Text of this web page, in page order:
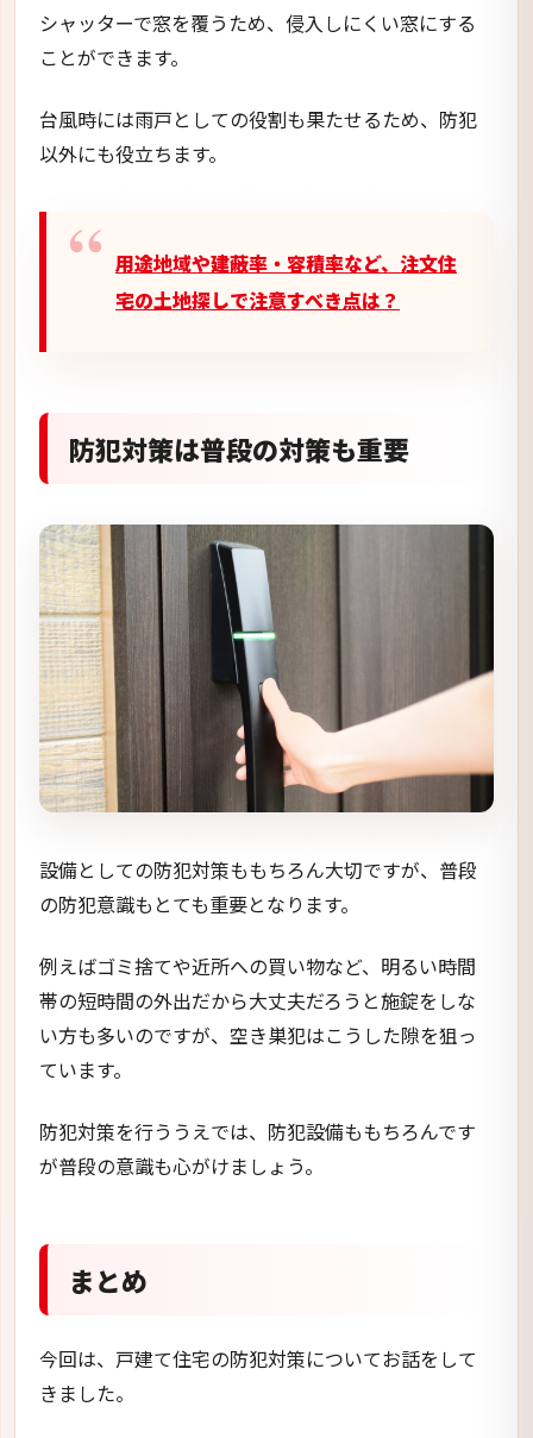
シャッターで窓を覆うため、侵入しにくい窓にする
ことができます。
台風時には雨戸としての役割も果たせるため、防犯
以外にも役立ちます。
用途地域や建蔽率・容積率など、注文住
宅の土地探しで注意すべき点は？
防犯対策は普段の対策も重要
設備としての防犯対策ももちろん大切ですが、普段
の防犯意識もとても重要となります。
例えばゴミ捨てや近所への買い物など、明るい時間
帯の短時間の外出だから大丈夫だろうと施錠をしな
い方も多いのですが、空き巣犯はこうした隙を狙っ
ています。
防犯対策を行ううえでは、防犯設備ももちろんです
が普段の意識も心がけましょう。
まとめ
今回は、戸建て住宅の防犯対策についてお話をして
きました。